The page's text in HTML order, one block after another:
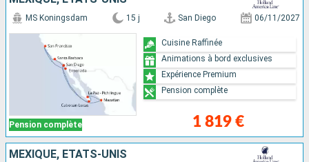
Pension complète
MS Koningsdam 15 j San Diego 06/11/2027
1 819 €
Cuisine Raffinée
Animations à bord exclusives
Expérience Premium
Pension complète
MEXIQUE, ÉTATS-UNIS